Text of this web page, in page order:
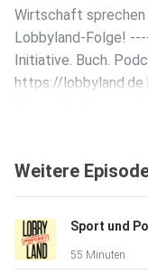
Wirtschaft sprechen
Lobbyland-Folge!
Initiative. Buch.
https://lobbyland.de
https://
https://twitter.com/
https://twitter.com/
an
Weitere
Sport und
55 Minuten